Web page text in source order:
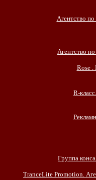
Агентство
Агентство
Rose .
R-
Группа
TranceLite Promotion.